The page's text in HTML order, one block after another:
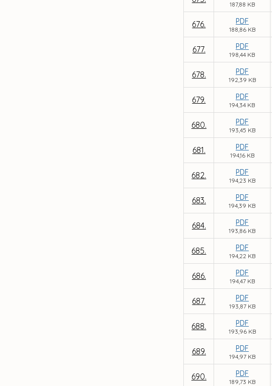
187,88 KB
676. PDF
188,86 KB
677. PDF
198,44 KB
678. PDF
192,39 KB
679. PDF
194,34 KB
680. PDF
193,45 KB
681. PDF
194,16 KB
682. PDF
194,23 KB
683. PDF
194,39 KB
684. PDF
193,86 KB
685. PDF
194,22 KB
686. PDF
194,47 KB
687. PDF
193,87 KB
688. PDF
193,96 KB
689. PDF
194,97 KB
690. PDF
189,73 KB